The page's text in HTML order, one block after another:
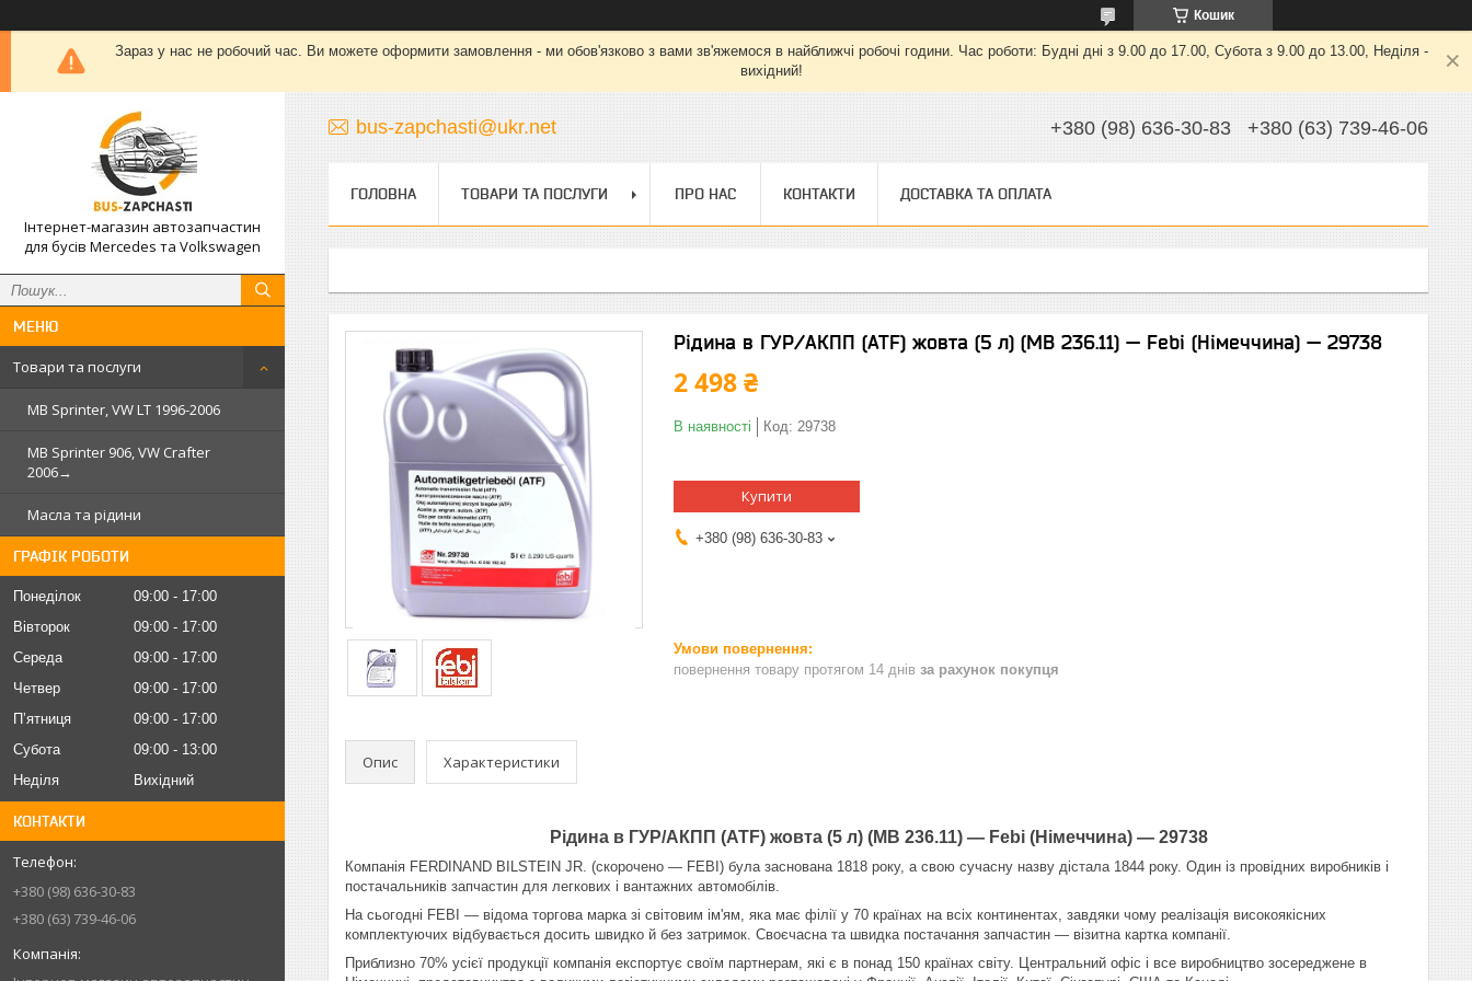
Кошик
Зараз у нас не робочий час. Ви можете оформити замовлення - ми обов'язково з вами зв'яжемося в найближчі робочі години. Час роботи: Будні дні з 9.00 до 17.00, Субота з 9.00 до 13.00, Неділя -
вихідний!
Інтернет-магазин автозапчастин
для бусів Mercedes та Volkswagen
Товари та послуги
MB Sprinter, VW LT 1996-2006
MB Sprinter 906, VW Crafter
2006→
Масла та рідини
ГРАФІК РОБОТИ
Понеділок 09:00
17:00
Вівторок
09:00
17:00
Середа
09:00
17:00
Четвер
09:00
17:00
Пʼятниця
09:00
17:00
Субота
09:00
13:00
Неділя
Вихідний
КОНТАКТИ
+380 (98) 636-30-83
+380 (63) 739-46-06
bus-zapchasti@ukr.net +380 (98) 636-30-83 +380 (63) 739-46-06
ГОЛОВНА ТОВАРИ ТА ПОСЛУГИ ПРО НАС КОНТАКТИ ДОСТАВКА ТА ОПЛАТА
Рідина в ГУР/АКПП (ATF) жовта (5 л) (MB 236.11) — Febi (Німеччина) — 29738
2 498 ₴
В наявності Код: 29738
Купити
+380 (98) 636-30-83
повернення товару протягом 14 днів за рахунок покупця
Опис Характеристики
Рідина в ГУР/АКПП (ATF) жовта (5 л) (MB 236.11) — Febi (Німеччина) — 29738
Компанія FERDINAND BILSTEIN JR. (скорочено — FEBI) була заснована 1818 року, а свою сучасну назву дістала 1844 року. Один із провідних виробників і
постачальників запчастин для легкових і вантажних автомобілів.
На сьогодні FEBI — відома торгова марка зі світовим ім'ям, яка має філії у 70 країнах на всіх континентах, завдяки чому реалізація високоякісних
комплектуючих відбувається досить швидко й без затримок. Своєчасна та швидка постачання запчастин — візитна картка компанії.
Приблизно 70% усієї продукції компанія експортує своїм партнерам, які є в понад 150 країнах світу. Центральний офіс і все виробництво зосереджене в